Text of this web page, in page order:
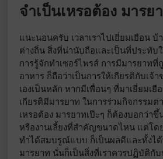
จำเป็นเหรอต้อง มารย
แนะนอนครับ เวลาเราไปเยี่ยมเยือน
ต่างถิ่น สิ่งที่น่านับถือและเป็นที่ประทับ
การรู้จักทำเซอร์ไพรส์ การมีมารยาทที่
อาหาร ก็ถือว่าเป็นการให้เกียรติกับเจ้
เองเป็นหลัก หากมีเพื่อนๆ ที่มาเยี่ยมเยื
เกียรติมีมารยาท ในการร่วมกิจกรรมต่
เหรอต้อง มารยาทเป๊ะๆ ก็ต้องบอกว่า
หรืองานเลี้ยงที่สำคัญขนาดไหน แต่โด
ทำได้สมบรูณ์แบบ ก็เป็นผลดีและทั้งไ
มารยาท นั่นก็เป็นสิ่งที่เราควรปฏิบัติกั